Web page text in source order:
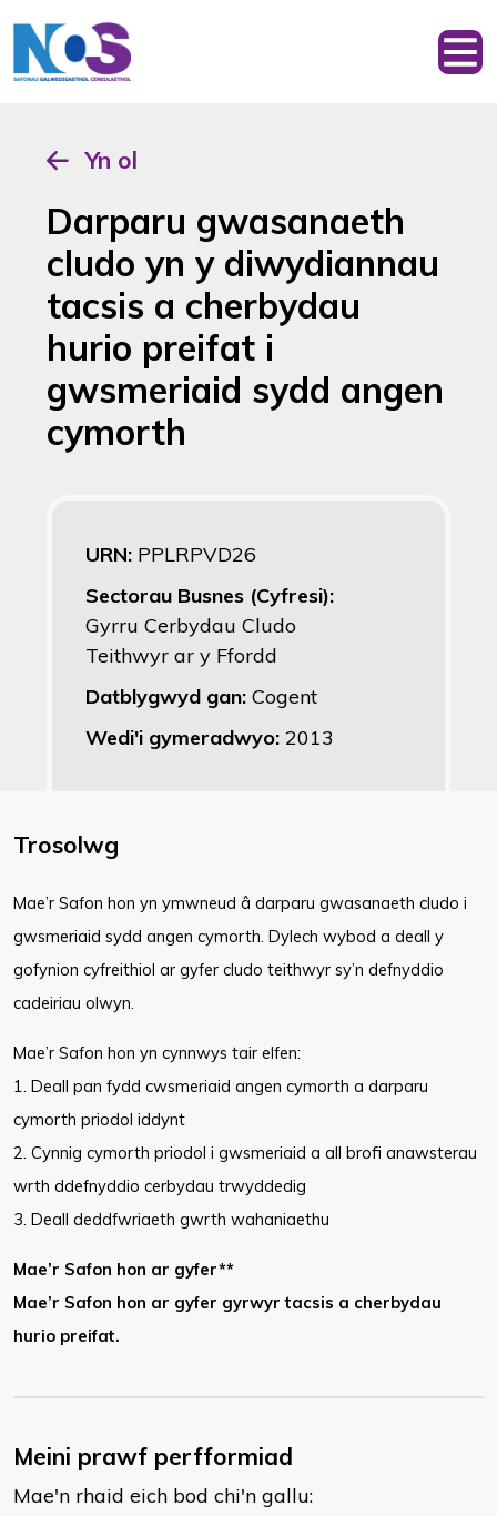
Yn ol
Darparu gwasanaeth
cludo yn y diwydiannau
tacsis a cherbydau
hurio preifat i
gwsmeriaid sydd angen
cymorth
URN: PPLRPVD26
Sectorau Busnes (Cyfresi):
Gyrru Cerbydau Cludo
Teithwyr ar y Ffordd
Datblygwyd gan: Cogent
Wedi'i gymeradwyo: 2013
Trosolwg
Mae’r Safon hon yn ymwneud â darparu gwasanaeth cludo i
gwsmeriaid sydd angen cymorth. Dylech wybod a deall y
gofynion cyfreithiol ar gyfer cludo teithwyr sy’n defnyddio
cadeiriau olwyn.
Mae’r Safon hon yn cynnwys tair elfen:
1. Deall pan fydd cwsmeriaid angen cymorth a darparu
cymorth priodol iddynt
2. Cynnig cymorth priodol i gwsmeriaid a all brofi anawsterau
wrth ddefnyddio cerbydau trwyddedig
3. Deall deddfwriaeth gwrth wahaniaethu
Mae’r Safon hon ar gyfer**
Mae’r Safon hon ar gyfer gyrwyr tacsis a cherbydau
hurio preifat.
Meini prawf perfformiad
Mae'n rhaid eich bod chi'n gallu: